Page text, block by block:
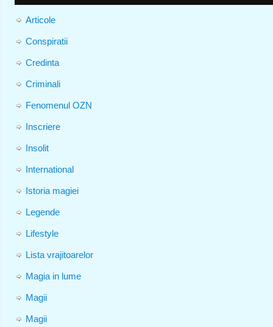
Articole
Conspiratii
Credinta
Criminali
Fenomenul OZN
Inscriere
Insolit
International
Istoria magiei
Legende
Lifestyle
Lista vrajitoarelor
Magia in lume
Magii
Magii